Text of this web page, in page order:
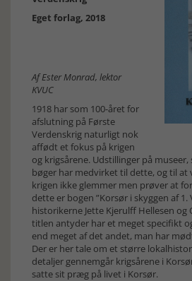
Eget forlag, 2018
Af Ester Monrad, lektor
KVUC
1918 har som 100-året for
afslutning på Første
Verdenskrig naturligt nok
affødt et fokus på krigen
og krigsårene. Udstillinger på
bøger har medvirket til dette, og til at
krigen ikke glemmer men prøver at
dette er bogen ”Korsør i skyggen af 1.
historikerne Jette Kjerulff Hellesen og
titlen antyder har et meget specifikt
end meget af det andet, man har
Der er her tale om et større
detaljer gennemgår krigsårene i
satte sit præg på livet i Korsør.